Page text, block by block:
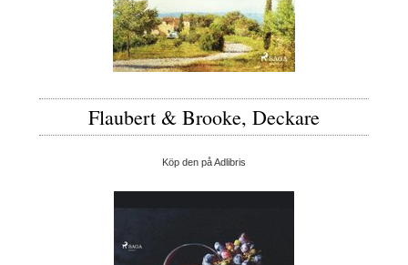
Flaubert & Brooke, Deckare
Köp den på Adlibris